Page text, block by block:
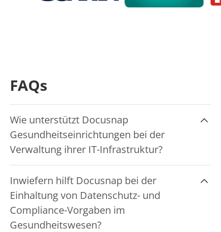
FAQs
Wie unterstützt Docusnap
Gesundheitseinrichtungen bei der
Verwaltung ihrer IT-Infrastruktur?
umfassende Erfassung der gesamten IT-
Infrastruktur, wodurch
Gesundheitseinrichtungen ihre IT-Ressourcen
effizient verwalten können.
Inwiefern hilft Docusnap bei der
Einhaltung von Datenschutz- und
Compliance-Vorgaben im
Gesundheitswesen?